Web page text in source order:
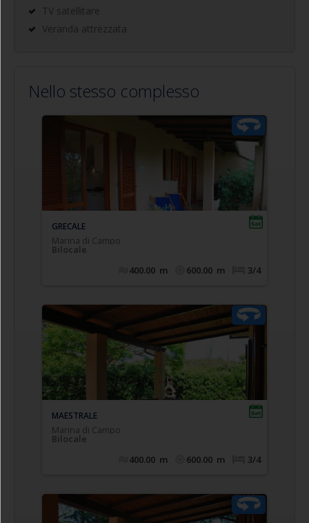
TV satellitare
Veranda attrezzata
Nello stesso complesso
GRECALE
Marina di Campo
Bilocale GRECALE
- esposizione sud-est,
soggiorno con angolo cottura di nuova
installazione
e divano letto singolo/matrimoniale
(etraibile mod. ikea) ( n.2 letti singoli), frigo con
congelatore, bagno con box doccia, camera
matrimoniale con poss. di 3° letto singolo,
terrazza coperta arredata. - 4/5 posti letto